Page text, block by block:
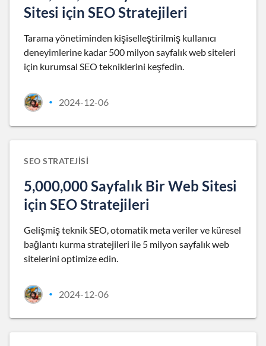
Sitesi için SEO Stratejileri
Tarama yönetiminden kişiselleştirilmiş kullanıcı
deneyimlerine kadar 500 milyon sayfalık web siteleri
için kurumsal SEO tekniklerini keşfedin.
• 2024-12-06
SEO STRATEJISI
5,000,000 Sayfalık Bir Web Sitesi
için SEO Stratejileri
Gelişmiş teknik SEO, otomatik meta veriler ve küresel
bağlantı kurma stratejileri ile 5 milyon sayfalık web
sitelerini optimize edin.
• 2024-12-06